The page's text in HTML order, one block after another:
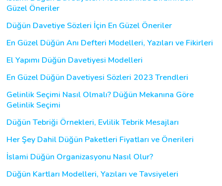
Güzel Öneriler
Düğün Davetiye Sözleri İçin En Güzel Öneriler
En Güzel Düğün Anı Defteri Modelleri, Yazıları ve Fikirleri
El Yapımı Düğün Davetiyesi Modelleri
En Güzel Düğün Davetiyesi Sözleri 2023 Trendleri
Gelinlik Seçimi Nasıl Olmalı? Düğün Mekanına Göre
Gelinlik Seçimi
Düğün Tebriği Örnekleri, Evlilik Tebrik Mesajları
Her Şey Dahil Düğün Paketleri Fiyatları ve Önerileri
İslami Düğün Organizasyonu Nasıl Olur?
Düğün Kartları Modelleri, Yazıları ve Tavsiyeleri